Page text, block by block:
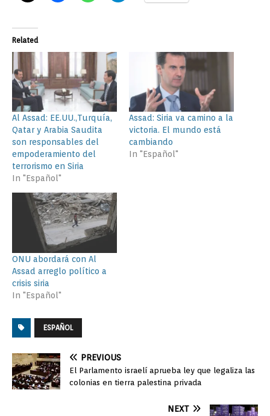
Related
Al Assad: EE.UU.,Turquía,
Qatar y Arabia Saudita
son responsables del
empoderamiento del
terrorismo en Siria
In "Español"
Assad: Siria va camino a la
victoria. El mundo está
cambiando
In "Español"
ONU abordará con Al
Assad arreglo político a
crisis siria
In "Español"
ESPAÑOL
PREVIOUS
El Parlamento israelí aprueba ley que legaliza las
colonias en tierra palestina privada
NEXT